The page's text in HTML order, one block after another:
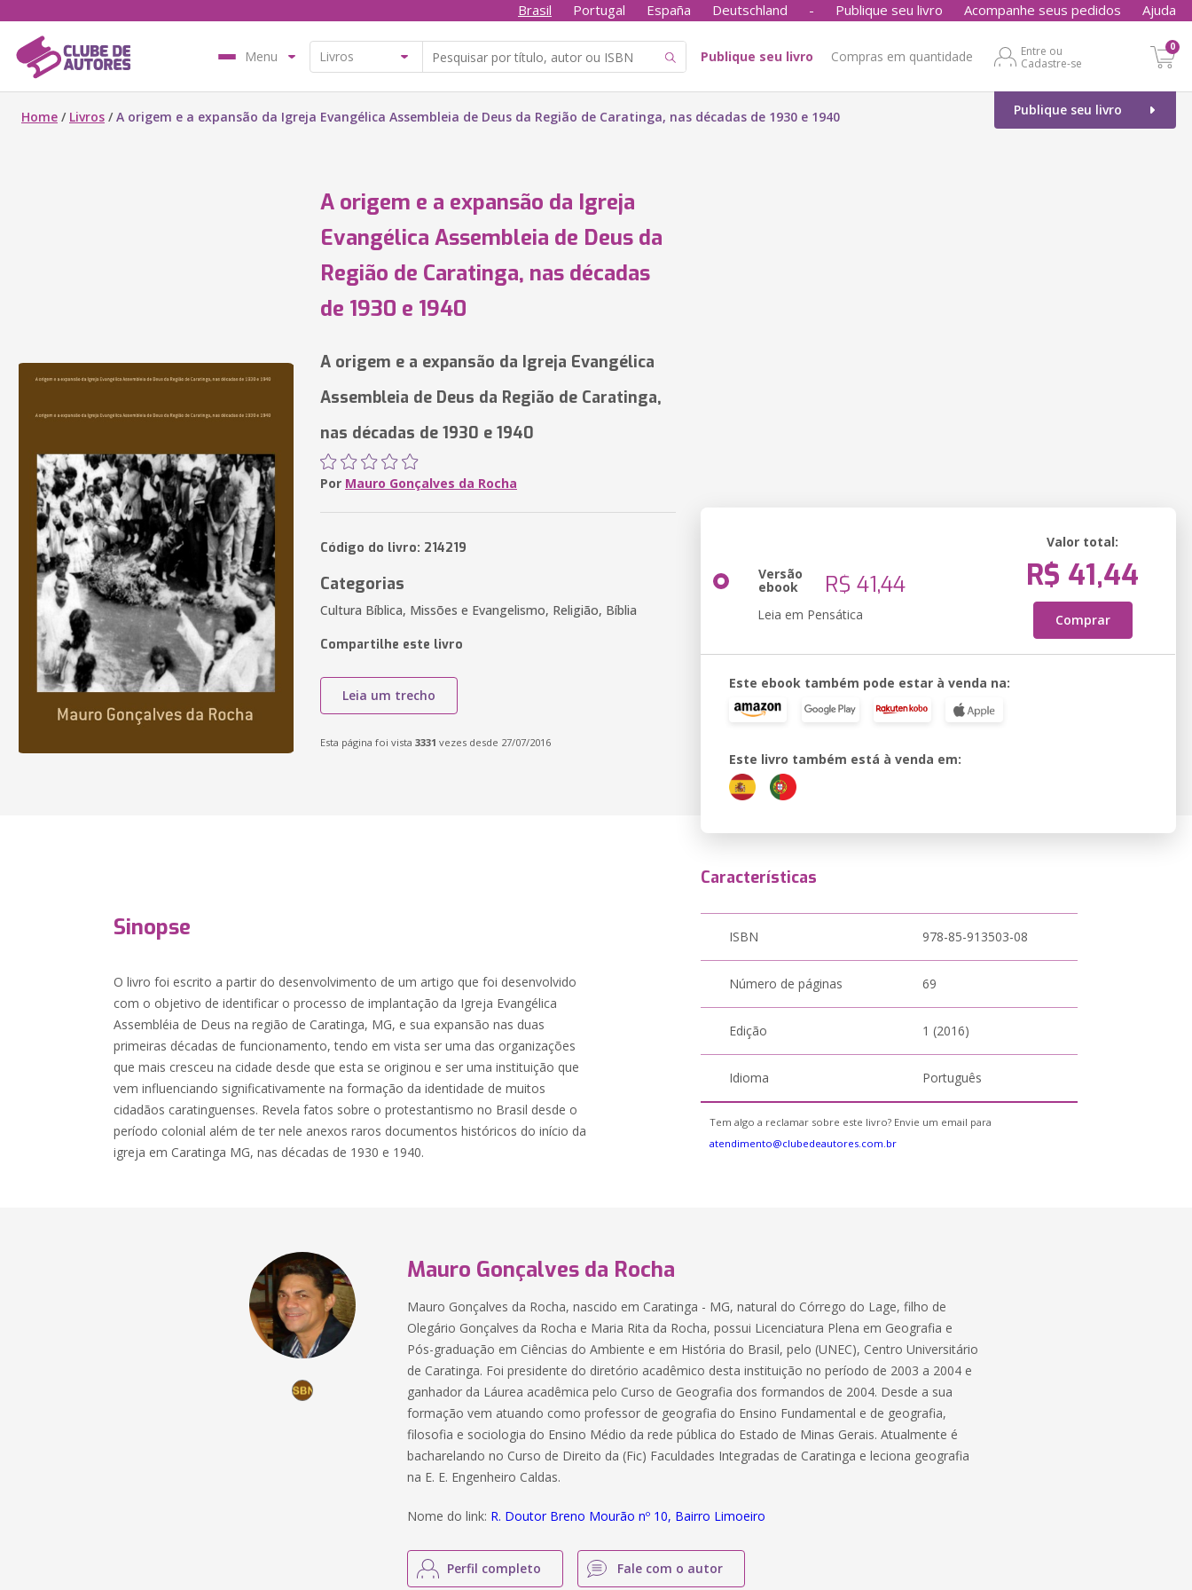
Brasil Portugal España Deutschland - Publique seu livro Acompanhe seus pedidos Ajuda
Menu Publique seu livro Compras em quantidade
Entre ou
Cadastre-se
0
Publique seu livro
Home / Livros /A origem e a expansão da Igreja Evangélica Assembleia de Deus da Região de Caratinga, nas décadas de 1930 e 1940
A origem e a expansão da Igreja
Evangélica Assembleia de Deus da
Região de Caratinga, nas décadas
de 1930 e 1940
A origem e a expansão da Igreja Evangélica
Assembleia de Deus da Região de Caratinga,
nas décadas de 1930 e 1940
Por Mauro Gonçalves da Rocha
Código do livro: 214219
Categorias
Cultura Bíblica, Missões e Evangelismo, Religião, Bíblia
Compartilhe este livro
Leia um trecho
Esta página foi vista 3331 vezes desde 27/07/2016
Versão
ebook R$ 41,44
Leia em Pensática
Valor total:
R$ 41,44
Comprar
Este ebook também pode estar à venda na:
Este livro também está à venda em:
Sinopse
O livro foi escrito a partir do desenvolvimento de um artigo que foi desenvolvido
com o objetivo de identificar o processo de implantação da Igreja Evangélica
Assembléia de Deus na região de Caratinga, MG, e sua expansão nas duas
primeiras décadas de funcionamento, tendo em vista ser uma das organizações
que mais cresceu na cidade desde que esta se originou e ser uma instituição que
vem influenciando significativamente na formação da identidade de muitos
cidadãos caratinguenses. Revela fatos sobre o protestantismo no Brasil desde o
período colonial além de ter nele anexos raros documentos históricos do início da
igreja em Caratinga MG, nas décadas de 1930 e 1940.
Características
ISBN 978-85-913503-08
Número de páginas 69
Edição 1 (2016)
Idioma Português
Tem algo a reclamar sobre este livro? Envie um email para
atendimento@clubedeautores.com.br
Mauro Gonçalves da Rocha
Mauro Gonçalves da Rocha, nascido em Caratinga - MG, natural do Córrego do Lage, filho de
Olegário Gonçalves da Rocha e Maria Rita da Rocha, possui Licenciatura Plena em Geografia e
Pós-graduação em Ciências do Ambiente e em História do Brasil, pelo (UNEC), Centro Universitário
de Caratinga. Foi presidente do diretório acadêmico desta instituição no período de 2003 a 2004 e
ganhador da Láurea acadêmica pelo Curso de Geografia dos formandos de 2004. Desde a sua
formação vem atuando como professor de geografia do Ensino Fundamental e de geografia,
filosofia e sociologia do Ensino Médio da rede pública do Estado de Minas Gerais. Atualmente é
bacharelando no Curso de Direito da (Fic) Faculdades Integradas de Caratinga e leciona geografia
na E. E. Engenheiro Caldas.
Nome do link: R. Doutor Breno Mourão nº 10, Bairro Limoeiro
Perfil completo Fale com o autor